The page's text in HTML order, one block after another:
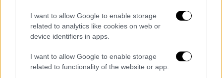
I want to allow Google to enable storage
related to analytics like cookies on web or
device identifiers in apps.
I want to allow Google to enable storage
related to functionality of the website or app.
Βασίλη Κικίλια,και τους δημάρχους.